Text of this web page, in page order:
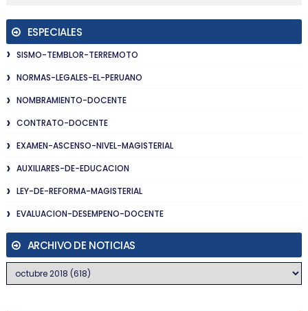
ESPECIALES
SISMO-TEMBLOR-TERREMOTO
NORMAS-LEGALES-EL-PERUANO
NOMBRAMIENTO-DOCENTE
CONTRATO-DOCENTE
EXAMEN-ASCENSO-NIVEL-MAGISTERIAL
AUXILIARES-DE-EDUCACION
LEY-DE-REFORMA-MAGISTERIAL
EVALUACION-DESEMPENO-DOCENTE
ARCHIVO DE NOTICIAS